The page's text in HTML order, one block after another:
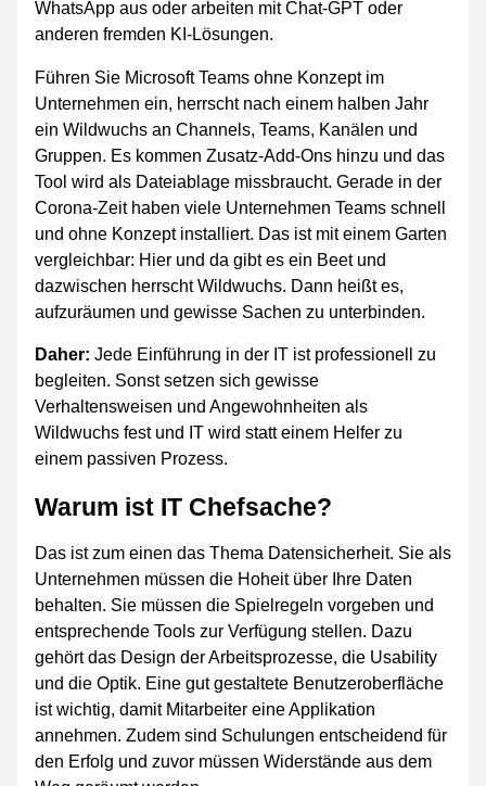
WhatsApp aus oder arbeiten mit Chat-GPT oder
anderen fremden KI-Lösungen.
Führen Sie Microsoft Teams ohne Konzept im
Unternehmen ein, herrscht nach einem halben Jahr
ein Wildwuchs an Channels, Teams, Kanälen und
Gruppen. Es kommen Zusatz-Add-Ons hinzu und das
Tool wird als Dateiablage missbraucht. Gerade in der
Corona-Zeit haben viele Unternehmen Teams schnell
und ohne Konzept installiert. Das ist mit einem Garten
vergleichbar: Hier und da gibt es ein Beet und
dazwischen herrscht Wildwuchs. Dann heißt es,
aufzuräumen und gewisse Sachen zu unterbinden.
Daher: Jede Einführung in der IT ist professionell zu
begleiten. Sonst setzen sich gewisse
Verhaltensweisen und Angewohnheiten als
Wildwuchs fest und IT wird statt einem Helfer zu
einem passiven Prozess.
Warum ist IT Chefsache?
Das ist zum einen das Thema Datensicherheit. Sie als
Unternehmen müssen die Hoheit über Ihre Daten
behalten. Sie müssen die Spielregeln vorgeben und
entsprechende Tools zur Verfügung stellen. Dazu
gehört das Design der Arbeitsprozesse, die Usability
und die Optik. Eine gut gestaltete Benutzeroberfläche
ist wichtig, damit Mitarbeiter eine Applikation
annehmen. Zudem sind Schulungen entscheidend für
den Erfolg und zuvor müssen Widerstände aus dem